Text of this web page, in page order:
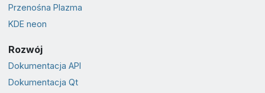
Przenośna Plazma
KDE neon
Rozwój
Dokumentacja API
Dokumentacja Qt